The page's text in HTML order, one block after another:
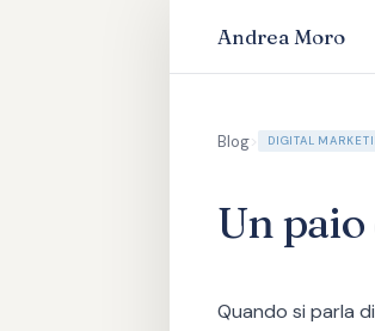
Andrea Moro
Blog> DIGITAL
Un
Quando si parla